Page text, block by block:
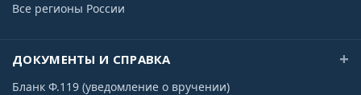
Все регионы России
ДОКУМЕНТЫ И СПРАВКА
Бланк Ф.119 (уведомление о вручении)